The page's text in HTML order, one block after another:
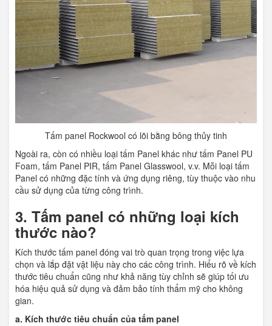
Tấm panel Rockwool có lõi bằng bông thủy tinh
Ngoài ra, còn có nhiều loại tấm Panel khác như tấm Panel PU
Foam, tấm Panel PIR, tấm Panel Glasswool, v.v. Mỗi loại tấm
Panel có những đặc tính và ứng dụng riêng, tùy thuộc vào nhu
cầu sử dụng của từng công trình.
3. Tấm panel có những loại kích
thước nào?
Kích thước tấm panel đóng vai trò quan trọng trong việc lựa
chọn và lắp đặt vật liệu này cho các công trình. Hiểu rõ về kích
thước tiêu chuẩn cũng như khả năng tùy chỉnh sẽ giúp tối ưu
hóa hiệu quả sử dụng và đảm bảo tính thẩm mỹ cho không
gian.
a. Kích thước tiêu chuẩn của tấm panel